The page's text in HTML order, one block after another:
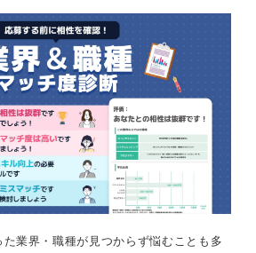
業界・職種が見つからず悩むことも多